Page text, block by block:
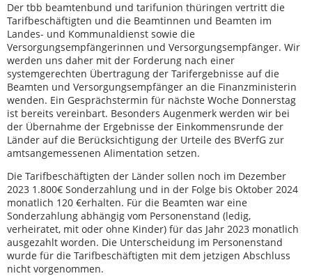
Der tbb beamtenbund und tarifunion thüringen vertritt die
Tarifbeschäftigten und die Beamtinnen und Beamten im
Landes- und Kommunaldienst sowie die
Versorgungsempfängerinnen und Versorgungsempfänger. Wir
werden uns daher mit der Forderung nach einer
systemgerechten Übertragung der Tarifergebnisse auf die
Beamten und Versorgungsempfänger an die Finanzministerin
wenden. Ein Gesprächstermin für nächste Woche Donnerstag
ist bereits vereinbart. Besonders Augenmerk werden wir bei
der Übernahme der Ergebnisse der Einkommensrunde der
Länder auf die Berücksichtigung der Urteile des BVerfG zur
amtsangemessenen Alimentation setzen.
Die Tarifbeschäftigten der Länder sollen noch im Dezember
2023 1.800€ Sonderzahlung und in der Folge bis Oktober 2024
monatlich 120 €erhalten. Für die Beamten war eine
Sonderzahlung abhängig vom Personenstand (ledig,
verheiratet, mit oder ohne Kinder) für das Jahr 2023 monatlich
ausgezahlt worden. Die Unterscheidung im Personenstand
wurde für die Tarifbeschäftigten mit dem jetzigen Abschluss
nicht vorgenommen.